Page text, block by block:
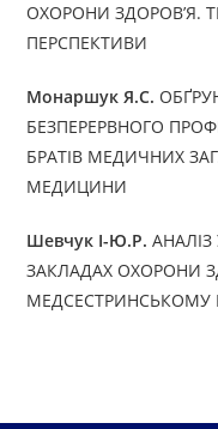
ОХОРОНИ ЗДОРОВ’Я.
ПЕРСПЕКТИВИ
Монаршук Я.С.
БЕЗПЕРЕРВНОГО
БРАТІВ МЕДИЧНИХ
МЕДИЦИНИ
Шевчук І-Ю.Р. АНАЛІЗ
ЗАКЛАДАХ ОХОРОНИ
МЕДСЕСТРИНСЬКОМУ